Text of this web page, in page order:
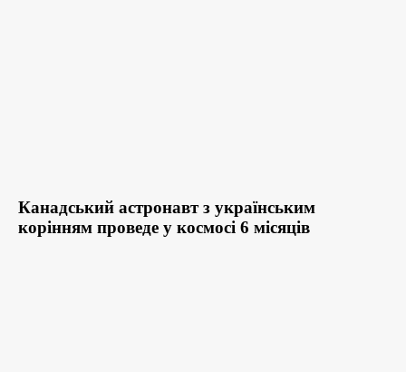
Канадський астронавт з українським
корінням проведе у космосі 6 місяців